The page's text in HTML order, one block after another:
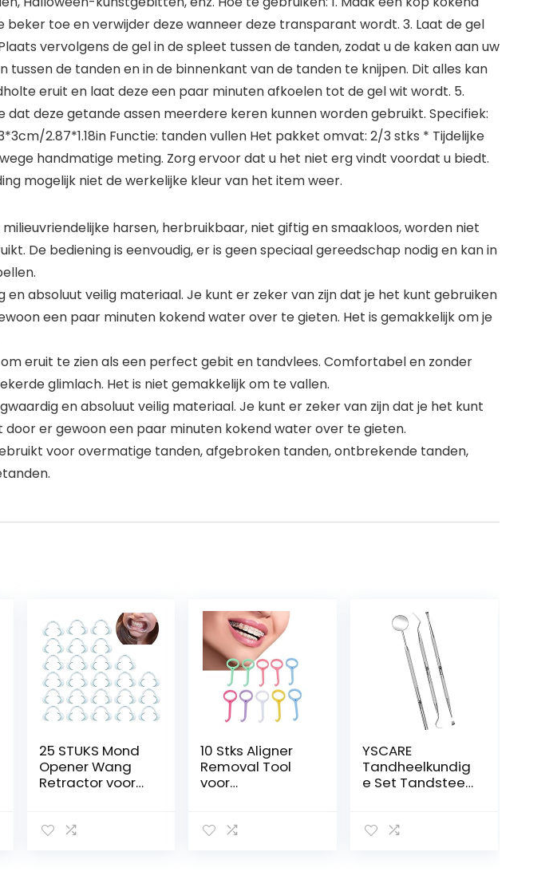
toe en verwijder deze wanneer deze transparant wordt. 3. Laat de gel
vervolgens de gel in de spleet tussen de tanden, zodat u de kaken aan uw
de tanden en in de binnenkant van de tanden te knijpen. Dit alles kan
eruit en laat deze een paar minuten afkoelen tot de gel wit wordt. 5.
deze getande assen meerdere keren kunnen worden gebruikt. Specifiek:
2.87*1.18in Functie: tanden vullen Het pakket omvat: 2/3 stks * Tijdelijke
handmatige meting. Zorg ervoor dat u het niet erg vindt voordat u biedt.
mogelijk niet de werkelijke kleur van het item weer.
harsen, herbruikbaar, niet giftig en smaakloos, worden niet
De bediening is eenvoudig, er is geen speciaal gereedschap nodig en kan in
absoluut veilig materiaal. Je kunt er zeker van zijn dat je het kunt gebruiken
een paar minuten kokend water over te gieten. Het is gemakkelijk om je
eruit te zien als een perfect gebit en tandvlees. Comfortabel en zonder
glimlach. Het is niet gemakkelijk om te vallen.
en absoluut veilig materiaal. Je kunt er zeker van zijn dat je het kunt
er gewoon een paar minuten kokend water over te gieten.
voor overmatige tanden, afgebroken tanden, ontbrekende tanden,
25 STUKS Mond
Opener Wang
Retractor voor
Type Clear
10 Stks Aligner
Removal Tool
voor
Onzichtbare
YSCARE
Tandheelkundig
e Set Tandsteen
Tanden bleken